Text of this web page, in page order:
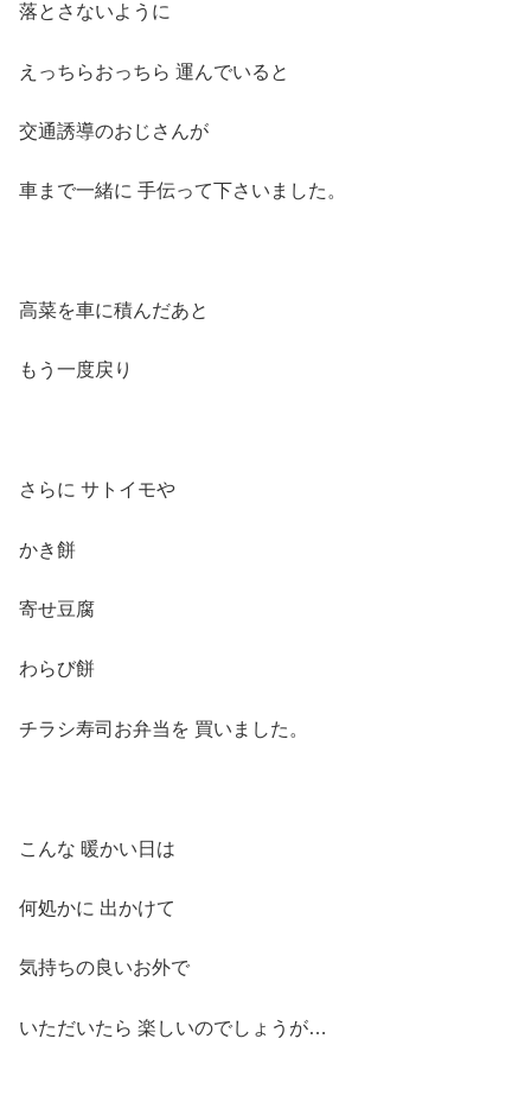
落とさないように
えっちらおっちら 運んでいると
交通誘導のおじさんが
車まで一緒に 手伝って下さいました。
高菜を車に積んだあと
もう一度戻り
さらに サトイモや
かき餅
寄せ豆腐
わらび餅
チラシ寿司お弁当を 買いました。
こんな 暖かい日は
何処かに 出かけて
気持ちの良いお外で
いただいたら 楽しいのでしょうが…